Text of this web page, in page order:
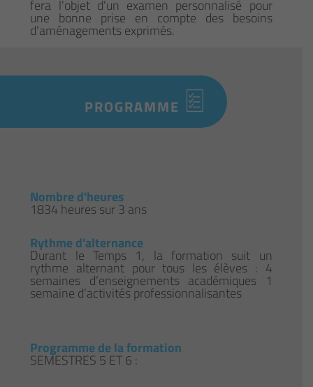
fera l'objet d'un examen personnalisé pour
une bonne prise en compte des besoins
d’aménagements exprimés.
PROGRAMME
Nombre d'heures
1834 heures sur 3 ans
Rythme d'alternance
Durant le Temps 1, la formation suit un
rythme alternant pour tous les élèves : 4
semaines d’enseignements académiques 1
semaine d’activités professionnalisantes
Programme de la formation
SEMESTRES 5 ET 6 :